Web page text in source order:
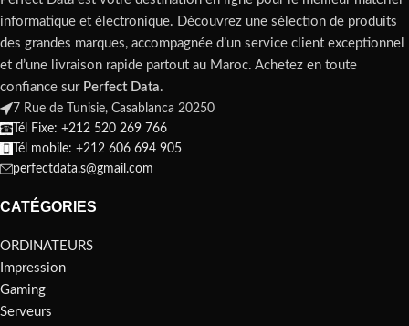
informatique et électronique. Découvrez une sélection de produits
des grandes marques, accompagnée d’un service client exceptionnel
et d’une livraison rapide partout au Maroc. Achetez en toute
confiance sur Perfect Data.
7 Rue de Tunisie, Casablanca 20250
Tél Fixe: +212 520 269 766
Tél mobile: +212 606 694 905
perfectdata.s@gmail.com
CATÉGORIES
ORDINATEURS
Impression
Gaming
Serveurs